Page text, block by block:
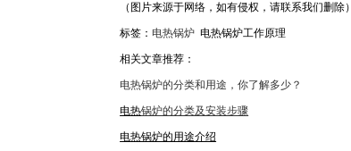
（图片来源于网络，如有侵权，请联系我们删除）
标签： 电热锅炉 电热锅炉工作原理
相关文章推荐：
电热锅炉的分类和用途，你了解多少？
电热锅炉的分类及安装步骤
电热锅炉的用途介绍